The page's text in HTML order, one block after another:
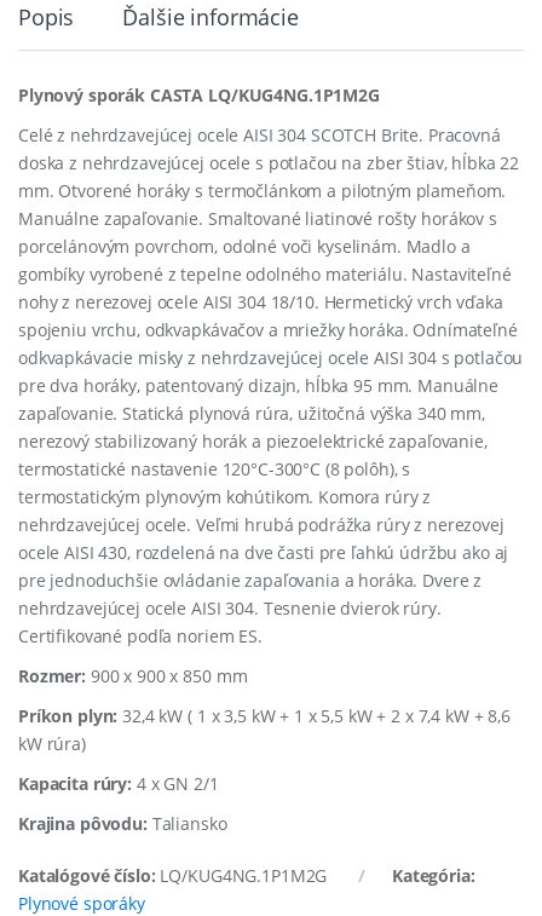
Popis Ďalšie informácie
Plynový sporák CASTA LQ/KUG4NG.1P1M2G
Celé z nehrdzavejúcej ocele AISI 304 SCOTCH Brite. Pracovná
doska z nehrdzavejúcej ocele s potlačou na zber štiav, hĺbka 22
mm. Otvorené horáky s termočlánkom a pilotným plameňom.
Manuálne zapaľovanie. Smaltované liatinové rošty horákov s
porcelánovým povrchom, odolné voči kyselinám. Madlo a
gombíky vyrobené z tepelne odolného materiálu. Nastaviteľné
nohy z nerezovej ocele AISI 304 18/10. Hermetický vrch vďaka
spojeniu vrchu, odkvapkávačov a mriežky horáka. Odnímateľné
odkvapkávacie misky z nehrdzavejúcej ocele AISI 304 s potlačou
pre dva horáky, patentovaný dizajn, hĺbka 95 mm. Manuálne
zapaľovanie. Statická plynová rúra, užitočná výška 340 mm,
nerezový stabilizovaný horák a piezoelektrické zapaľovanie,
termostatické nastavenie 120°C-300°C (8 polôh), s
termostatickým plynovým kohútikom. Komora rúry z
nehrdzavejúcej ocele. Veľmi hrubá podrážka rúry z nerezovej
ocele AISI 430, rozdelená na dve časti pre ľahkú údržbu ako aj
pre jednoduchšie ovládanie zapaľovania a horáka. Dvere z
nehrdzavejúcej ocele AISI 304. Tesnenie dvierok rúry.
Certifikované podľa noriem ES.
Rozmer: 900 x 900 x 850 mm
Príkon plyn: 32,4 kW ( 1 x 3,5 kW + 1 x 5,5 kW + 2 x 7,4 kW + 8,6
kW rúra)
Kapacita rúry: 4 x GN 2/1
Krajina pôvodu: Taliansko
Katalógové číslo: LQ/KUG4NG.1P1M2G
Kategória:
Plynové sporáky